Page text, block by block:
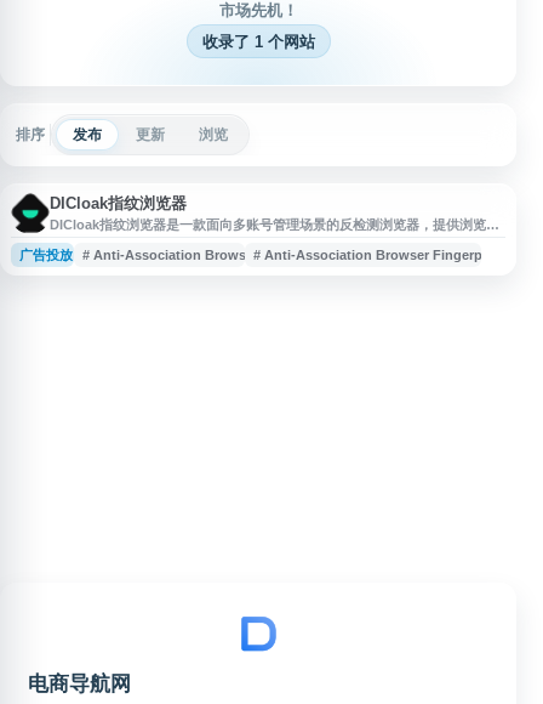
市场先机！
收录了 1 个网站
排序 发布 更新 浏览
DICloak指纹浏览器
DICloak指纹浏览器是一款面向多账号管理场景的反检测浏览器，提供浏览器
指纹隔离、匿名环境配置和账号关联风险降低等功能。适用于跨境电商、社媒
运营、广告投放等需要多账号协作与环境管理的业务，帮助用户提升账号管理
广告投放 # Anti-Association Browser# Anti-Association Browser Fingerprint
电商导航网